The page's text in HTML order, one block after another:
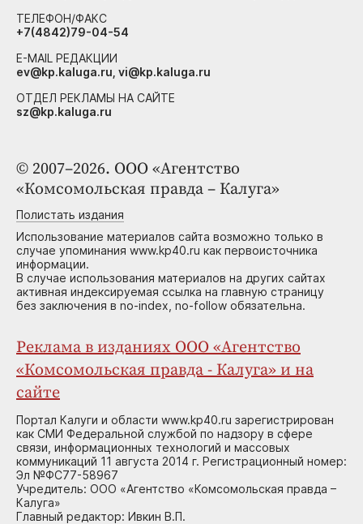
© 2007–2026. ООО «Агентство
«Комсомольская правда – Калуга»
Полистать издания
Использование материалов сайта возможно только в
случае упоминания www.kp40.ru как первоисточника
информации.
В случае использования материалов на других сайтах
активная индексируемая ссылка на главную страницу
без заключения в no-index, no-follow обязательна.
Реклама в изданиях ООО «Агентство
«Комсомольская правда - Калуга» и на
сайте
Портал Калуги и области www.kp40.ru зарегистрирован
как СМИ Федеральной службой по надзору в сфере
связи, информационных технологий и массовых
коммуникаций 11 августа 2014 г. Регистрационный номер:
Эл №ФС77-58967
Учредитель: ООО «Агентство «Комсомольская правда –
Калуга»
Главный редактор: Ивкин В.П.
ТЕЛЕФОН/ФАКС
+7(4842)79-04-54
E-MAIL РЕДАКЦИИ
ev@kp.kaluga.ru, vi@kp.kaluga.ru
ОТДЕЛ РЕКЛАМЫ НА САЙТЕ
sz@kp.kaluga.ru